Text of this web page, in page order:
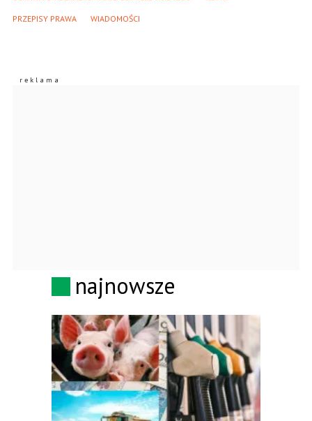
PRZEPISY PRAWA WIADOMOŚCI
najnowsze